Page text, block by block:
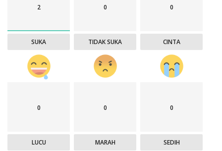
2
SUKA
0
TIDAK SUKA
0
CINTA
0
LUCU
0
MARAH
0
SEDIH